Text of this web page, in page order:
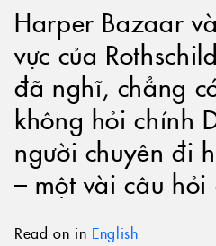
Harper Bazaar
vực của
đã nghĩ, chẳng
không hỏi chính
người chuyên đi
– một vài câu
Read on in English